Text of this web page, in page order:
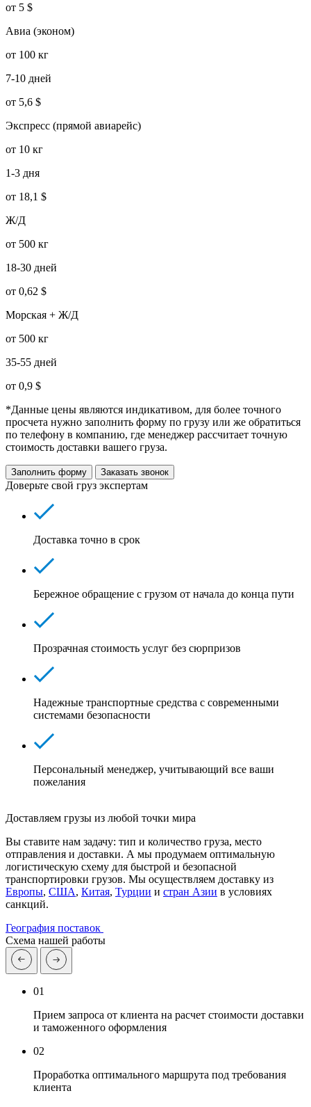
от 5 $
Авиа (эконом)
от 100 кг
7-10 дней
от 5,6 $
Экспресс (прямой авиарейс)
от 10 кг
1-3 дня
от 18,1 $
Ж/Д
от 500 кг
18-30 дней
от 0,62 $
Морская + Ж/Д
от 500 кг
35-55 дней
от 0,9 $
*Данные цены являются индикативом, для более точного
просчета нужно заполнить форму по грузу или же обратиться
по телефону в компанию, где менеджер рассчитает точную
стоимость доставки вашего груза.
Заполнить форму Заказать звонок
Доверьте свой груз экспертам
Доставка точно в срок
Бережное обращение с грузом от начала до конца пути
Прозрачная стоимость услуг без сюрпризов
Надежные транспортные средства с современными
системами безопасности
Персональный менеджер, учитывающий все ваши
пожелания
Доставляем грузы из любой точки мира
Вы ставите нам задачу: тип и количество груза, место
отправления и доставки. А мы продумаем оптимальную
логистическую схему для быстрой и безопасной
транспортировки грузов. Мы осуществляем доставку из
Европы, США, Китая, Турции и стран Азии в условиях
санкций.
География поставок
Схема нашей работы
01
Прием запроса от клиента на расчет стоимости доставки
и таможенного оформления
02
Проработка оптимального маршрута под требования
клиента